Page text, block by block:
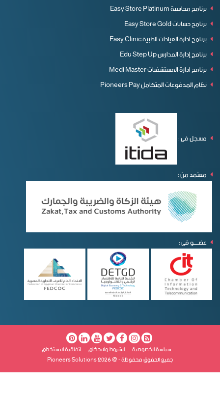
برنامج محاسبة Easy Store Platinum
برنامج حسابات Easy Store Gold
برنامج ادارة العيادات الطبية Easy Clinic
برنامج إدارة المدارس Edu Step Up
برنامج ادارة المستشفيات Medi Master
نظام المدفوعات المتكامل Pioneers Pay
مسجل فى :
معتمد من :
عضـــــو فى :
سياسة الخصوصية الشروط والاحكام اتفاقية الاستخدام
جميع الحقوق محفوظة - @ Pioneers Solutions 2026